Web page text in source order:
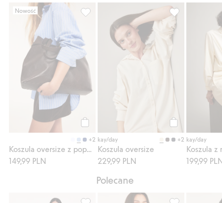
Nowość
+2
149,99 PLN
Koszula oversize z popeliny, Dodaj do
Kup
kay/day +2
Koszula oversize
229,99 PLN
Koszula
kay/day
199,99
Polecane